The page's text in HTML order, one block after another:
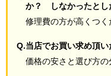
か？ しなかったとし
修理費の方が高くつく
Q.当店でお買い求め頂
価格の安さと選び方の